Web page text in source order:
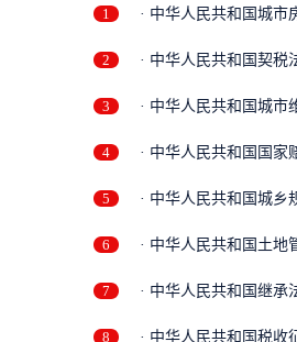
1 · 中华人民共和国城
2 · 中华人民共和国契税
3 · 中华人民共和国城
4 · 中华人民共和国国家
5 · 中华人民共和国城乡
6 · 中华人民共和国土地
7 · 中华人民共和国继承
8 · 中华人民共和国税收